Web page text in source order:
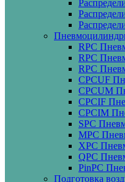
RPC
RPC
RPC
CPCUF
CPCUM
CPCIF
CPCIM
SPC
MPC
XPC
QPC
PinPC
Подготовка